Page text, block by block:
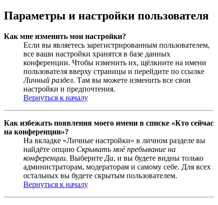
Параметры и настройки пользователя
Как мне изменить мои настройки?
Если вы являетесь зарегистрированным пользователем,
все ваши настройки хранятся в базе данных
конференции. Чтобы изменить их, щёлкните на имени
пользователя вверху страницы и перейдите по ссылке
Личный раздел. Там вы можете изменить все свои
настройки и предпочтения.
Вернуться к началу
Как избежать появления моего имени в списке «Кто сейчас
на конференции»?
На вкладке «Личные настройки» в личном разделе вы
найдёте опцию Скрывать моё пребывание на
конференции. Выберите Да, и вы будете видны только
администраторам, модераторам и самому себе. Для всех
остальных вы будете скрытым пользователем.
Вернуться к началу